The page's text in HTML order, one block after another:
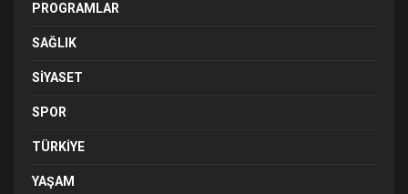
PROGRAMLAR
SAĞLIK
SIYASET
SPOR
TÜRKIYE
YAŞAM